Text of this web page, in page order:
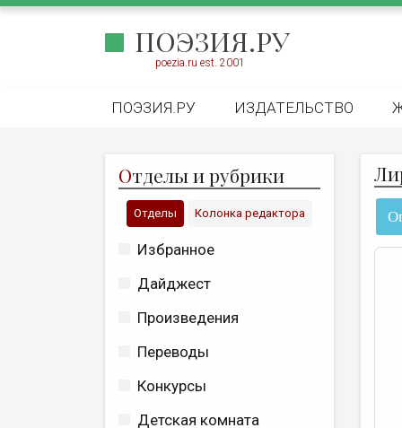
ПОЭЗИЯ.РУ
poezia.ru est. 2001
ПОЭЗИЯ.РУ ИЗДАТЕЛЬСТВО
Отделы и рубрики
Отделы Колонка редактора
Избранное
Дайджест
Произведения
Переводы
Конкурсы
Детская комната